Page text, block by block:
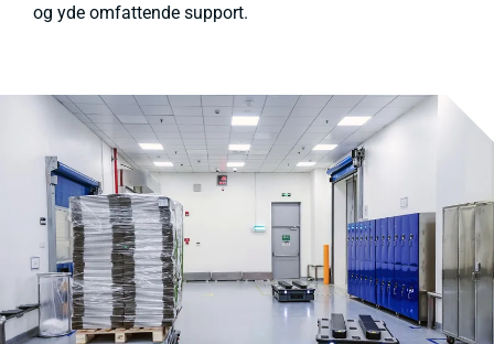
og yde omfattende support.